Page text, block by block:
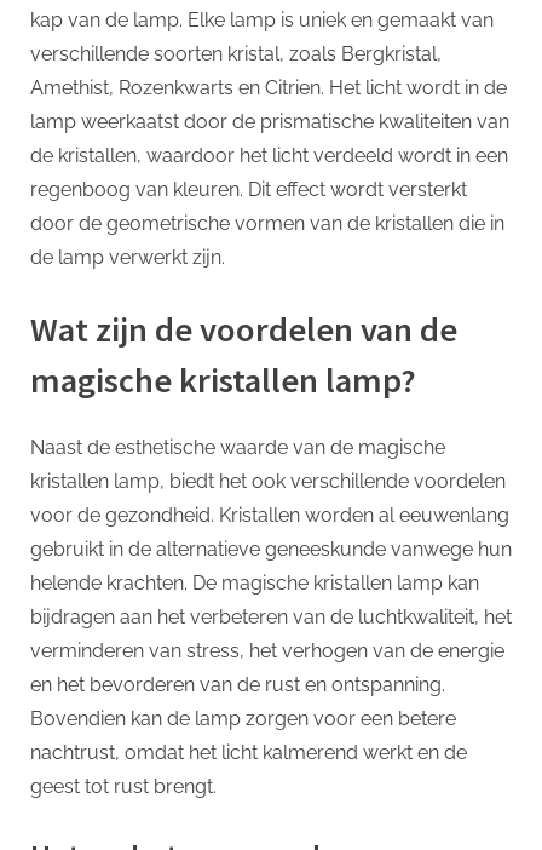
kap van de lamp. Elke lamp is uniek en gemaakt van
verschillende soorten kristal, zoals Bergkristal,
Amethist, Rozenkwarts en Citrien. Het licht wordt in de
lamp weerkaatst door de prismatische kwaliteiten van
de kristallen, waardoor het licht verdeeld wordt in een
regenboog van kleuren. Dit effect wordt versterkt
door de geometrische vormen van de kristallen die in
de lamp verwerkt zijn.
Wat zijn de voordelen van de
magische kristallen lamp?
Naast de esthetische waarde van de magische
kristallen lamp, biedt het ook verschillende voordelen
voor de gezondheid. Kristallen worden al eeuwenlang
gebruikt in de alternatieve geneeskunde vanwege hun
helende krachten. De magische kristallen lamp kan
bijdragen aan het verbeteren van de luchtkwaliteit, het
verminderen van stress, het verhogen van de energie
en het bevorderen van de rust en ontspanning.
Bovendien kan de lamp zorgen voor een betere
nachtrust, omdat het licht kalmerend werkt en de
geest tot rust brengt.